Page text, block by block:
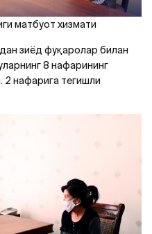
матбуот хизмати
зиёд фуқаролар билан
8 нафарининг
нафарига тегишли